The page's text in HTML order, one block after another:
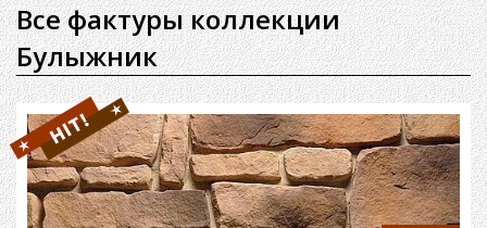
Все фактуры коллекции
Булыжник